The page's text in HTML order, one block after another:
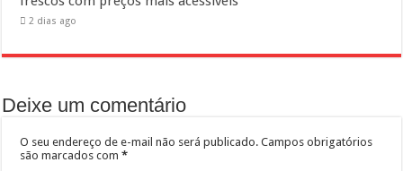
2 dias ago
Deixe um comentário
O seu endereço de e-mail não será publicado. Campos obrigatórios
são marcados com*